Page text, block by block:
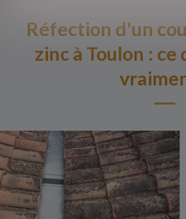
Réfection d'un
zinc à Toulon : ce